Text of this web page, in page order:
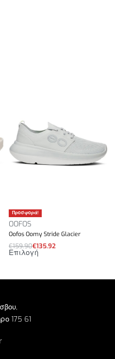
Προσφορά!
OOFOS
Oofos Oomy Stride Glacier
€159.90€135.92
Επιλογή
175 61